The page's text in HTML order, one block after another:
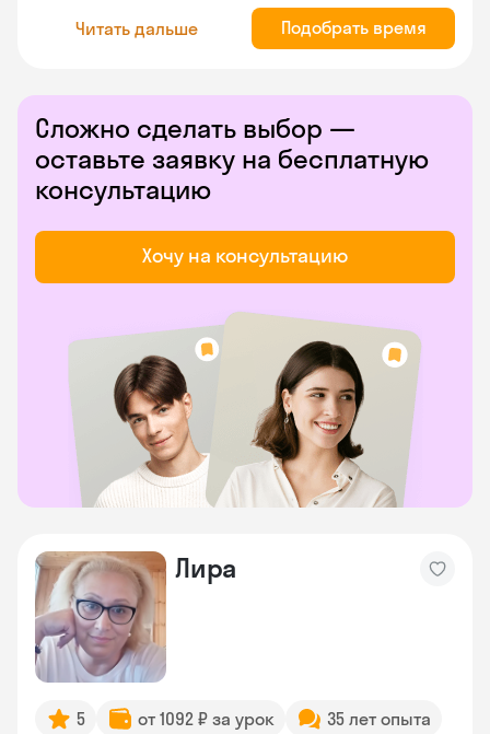
Читать дальше Подобрать время
Сложно сделать выбор —
оставьте заявку на бесплатную
консультацию
Хочу на консультацию
Лира
5 от 1092 ₽ за урок
35 лет опыта